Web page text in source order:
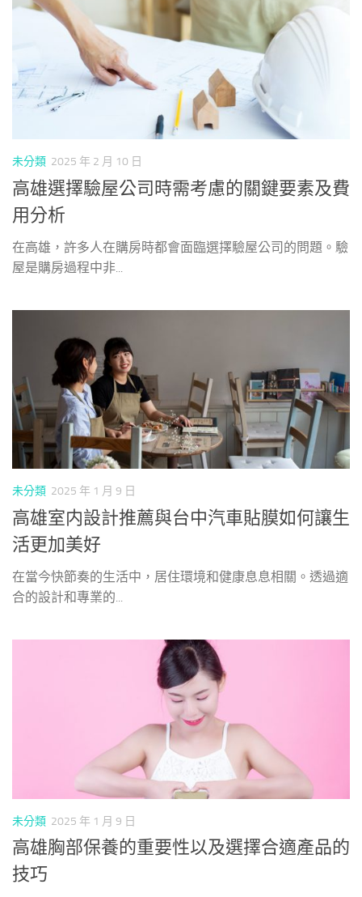
未分類 2025 年 2 月 10 日
高雄選擇驗屋公司時需考慮的關鍵要素及費
用分析
在高雄，許多人在購房時都會面臨選擇驗屋公司的問題。驗
屋是購房過程中非...
未分類 2025 年 1 月 9 日
高雄室内設計推薦與台中汽車貼膜如何讓生
活更加美好
在當今快節奏的生活中，居住環境和健康息息相關。透過適
合的設計和專業的...
未分類 2025 年 1 月 9 日
高雄胸部保養的重要性以及選擇合適產品的
技巧